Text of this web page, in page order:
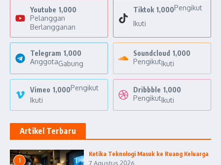
Youtube 1,000
Pelanggan
Berlangganan
Tiktok 1,000Pengikut
Ikuti
Telegram 1,000
AnggotaGabung
Soundcloud 1,000
PengikutIkuti
Vimeo 1,000Pengikut
Ikuti
Dribbble 1,000
PengikutIkuti
Artikel Terbaru
1
Ketika Teknologi Masuk ke Ruang Keluarga
7 Agustus 2026